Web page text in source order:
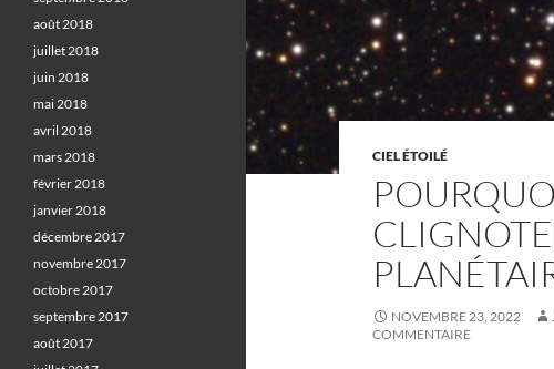
CIEL ÉTOILÉ
NOVEMBRE 23, 2022
COMMENTAIRE
août 2018
juillet 2018
juin 2018
mai 2018
avril 2018
mars 2018
février 2018
janvier 2018
décembre 2017
novembre 2017
octobre 2017
septembre 2017
août 2017